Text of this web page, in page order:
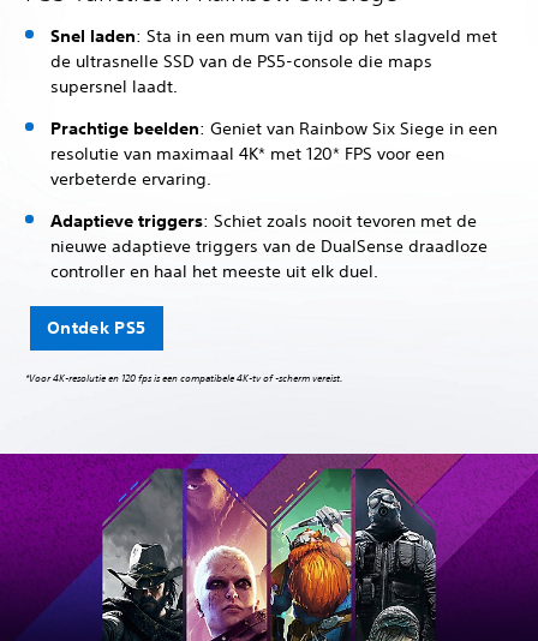
Snel laden: Sta in een mum van tijd op het slagveld met
de ultrasnelle SSD van de PS5-console die maps
supersnel laadt.
Prachtige beelden: Geniet van Rainbow Six Siege in een
resolutie van maximaal 4K* met 120* FPS voor een
verbeterde ervaring.
Adaptieve triggers: Schiet zoals nooit tevoren met de
nieuwe adaptieve triggers van de DualSense draadloze
controller en haal het meeste uit elk duel.
Ontdek PS5
‎*Voor 4K-resolutie en 120 fps is een compatibele 4K-tv of -scherm vereist.‎